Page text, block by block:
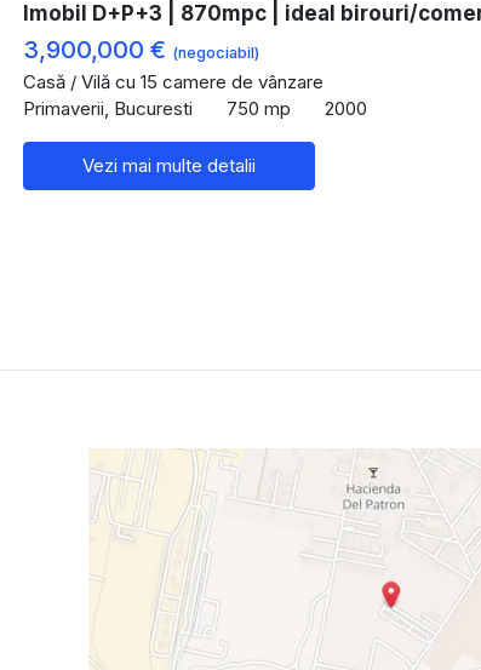
Imobil D+P+3 | 870mpc | ideal birouri/
3,900,000 € (negociabil)
Casă / Vilă cu 15 camere de vânzare
Primaverii, Bucuresti
750 mp 2000
Vezi mai multe detalii